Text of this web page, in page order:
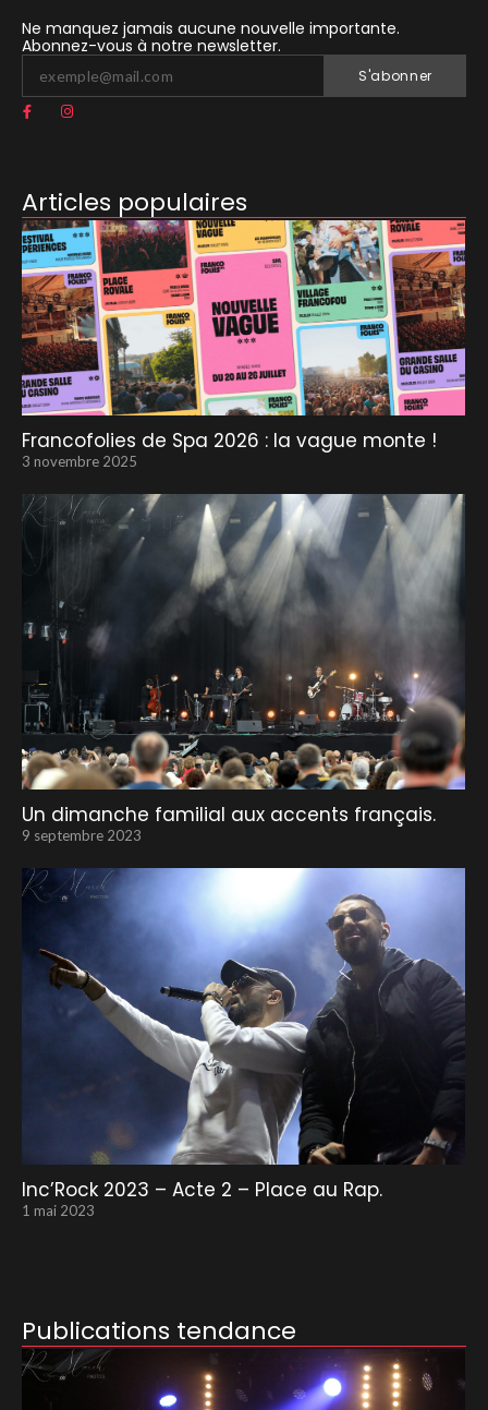
Ne manquez jamais aucune nouvelle importante.
Abonnez-vous à notre newsletter.
S'abonner
Articles populaires
Francofolies de Spa 2026 : la vague monte !
3 novembre 2025
Un dimanche familial aux accents français.
9 septembre 2023
Inc’Rock 2023 – Acte 2 – Place au Rap.
1 mai 2023
Publications tendance